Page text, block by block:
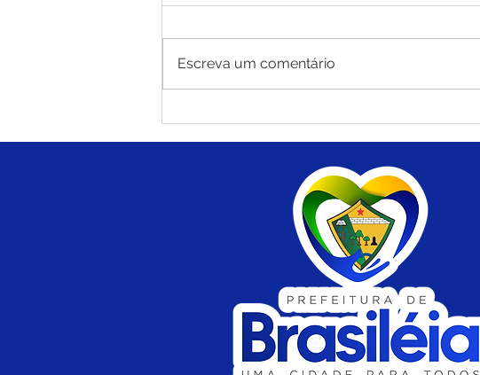
serviço para construção de
13 casas para desabrigados
da enchente de 2023
Escreva um comentário